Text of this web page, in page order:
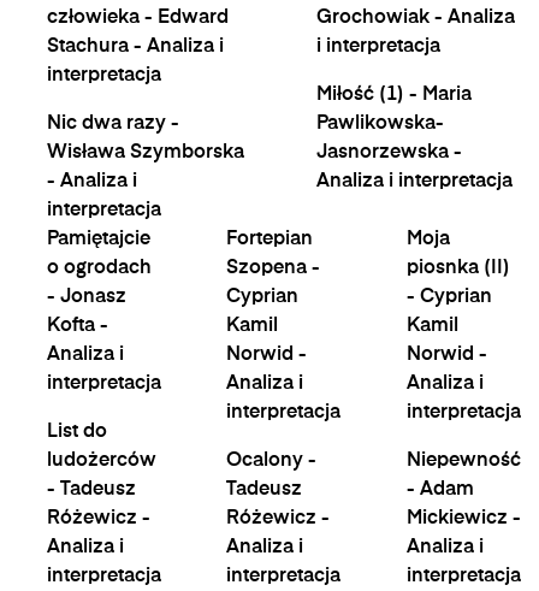
człowieka - Edward
Stachura - Analiza i
interpretacja
Nic dwa razy -
Wisława Szymborska
- Analiza i
interpretacja
Grochowiak - Analiza
i interpretacja
Miłość (1) - Maria
Pawlikowska-
Jasnorzewska -
Analiza i interpretacja
Pamiętajcie
o ogrodach
- Jonasz
Kofta -
Analiza i
interpretacja
List do
ludożerców
- Tadeusz
Różewicz -
Analiza i
interpretacja
Fortepian
Szopena -
Cyprian
Kamil
Norwid -
Analiza i
interpretacja
Ocalony -
Tadeusz
Różewicz -
Analiza i
interpretacja
Moja
piosnka (II)
- Cyprian
Kamil
Norwid -
Analiza i
interpretacja
Niepewność
- Adam
Mickiewicz -
Analiza i
interpretacja